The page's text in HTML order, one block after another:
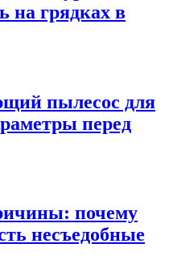
на грядках в
пылесос для
перед
почему
несъедобные